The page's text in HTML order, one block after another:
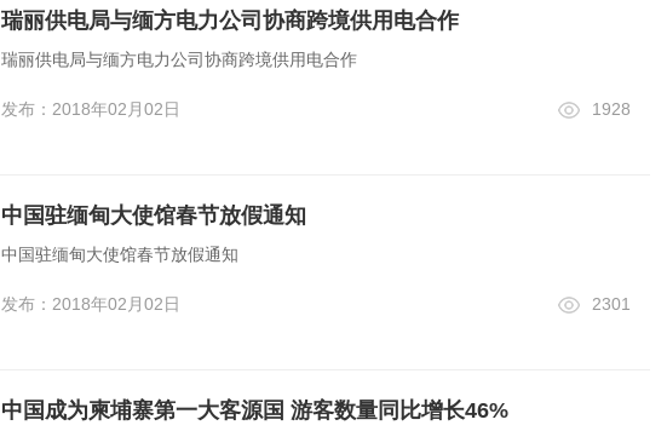
瑞丽供电局与缅方电力公司协商跨境供用电合作
瑞丽供电局与缅方电力公司协商跨境供用电合作
发布：2018年02月02日 1928
中国驻缅甸大使馆春节放假通知
中国驻缅甸大使馆春节放假通知
发布：2018年02月02日 2301
中国成为柬埔寨第一大客源国 游客数量同比增长46%